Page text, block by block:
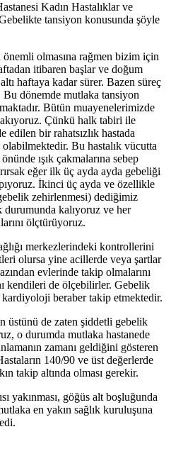
Kadın Hastalıklar ve
tansiyon konusunda şöyle
olmasına rağmen bizim için
itibaren başlar ve doğum
haftaya kadar sürer. Bazen süreç
dönemde mutlaka tansiyon
Bütün muayenelerimizde
Çünkü halk tabiri ile
bir rahatsızlık hastada
olabilmektedir. Bu hastalık vücutta
ışık çakmalarına sebep
eğer ilk üç ayda ayda gebeliği
İkinci üç ayda ve özellikle
zehirlenmesi) dediğimiz
kalıyoruz ve her
ölçtürüyoruz.
merkezlerindeki kontrollerini
olursa yine acillerde veya şartlar
evlerinde takip olmalarını
kendileri de ölçebilirler. Gebelik
beraber takip etmektedir.
üstünü de zaten şiddetli gebelik
o durumda mutlaka hastanede
zamanı geldiğini gösteren
140/90 ve üst değerlerde
takip altında olması gerekir.
yakınması, göğüs alt boşluğunda
en yakın sağlık kuruluşuna